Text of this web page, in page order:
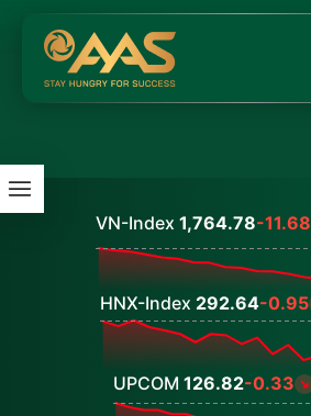
VN-Index 1,764.78-11.68
HNX-Index 292.64-0.95
UPCOM 126.82-0.33